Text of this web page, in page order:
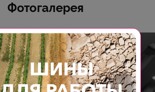
Фотогалерея